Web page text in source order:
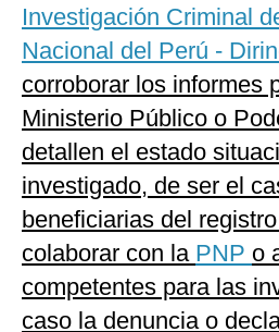
Investigación Criminal
Nacional del Perú -
corroborar los informes
Ministerio Público o
detallen el estado
investigado, de ser el
beneficiarias del
colaborar con la PNP o
competentes para las
caso la denuncia o